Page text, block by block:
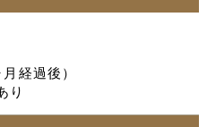
経過後）
り